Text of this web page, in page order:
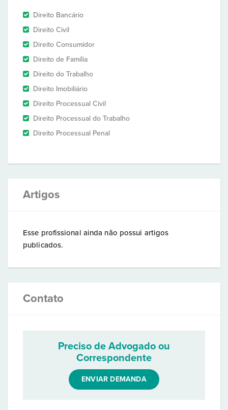
Direito Bancário
Direito Civil
Direito Consumidor
Direito de Família
Direito do Trabalho
Direito Imobiliário
Direito Processual Civil
Direito Processual do Trabalho
Direito Processual Penal
Artigos
Esse profissional ainda não possui artigos
publicados.
Contato
Preciso de Advogado ou
Correspondente
ENVIAR DEMANDA